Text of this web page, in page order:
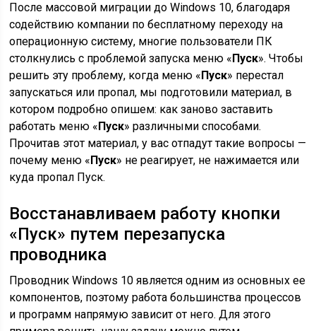
После массовой миграции до Windows 10, благодаря
содействию компании по бесплатному переходу на
операционную систему, многие пользователи ПК
столкнулись с проблемой запуска меню «Пуск». Чтобы
решить эту проблему, когда меню «Пуск» перестал
запускаться или пропал, мы подготовили материал, в
котором подробно опишем: как заново заставить
работать меню «Пуск» различными способами.
Прочитав этот материал, у вас отпадут такие вопросы —
почему меню «Пуск» не реагирует, не нажимается или
куда пропал Пуск.
Восстанавливаем работу кнопки
«Пуск» путем перезапуска
проводника
Проводник Windows 10 является одним из основных ее
компонентов, поэтому работа большинства процессов
и программ напрямую зависит от него. Для этого